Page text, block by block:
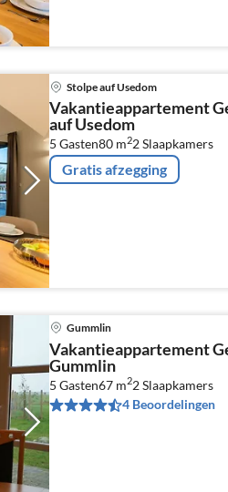
Stolpe auf Usedom
Vakantieappartement
auf Usedom
5 Gasten80 m22Slaapkamers
Gratis afzegging
Gummlin
Vakantieappartement
Gummlin
5 Gasten67 m22Slaapkamers
4 Beoordelingen